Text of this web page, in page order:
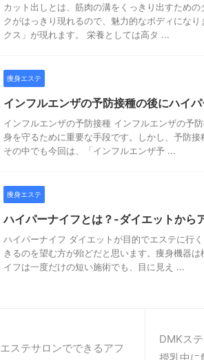
カット出しとは、筋肉の溝をくっきり出すため
クがはっきり現れるので、魅力的なボディにな
クス」が現れます。 栄養としては高タ ...
痩身エステ
インフルエンザの予防接種の後にハイ
インフルエンザの予防接種 インフルエンザの予
身を守るために重要な手段です。しかし、予防接
その中でも今回は、「インフルエンザ予 ...
痩身エステ
ハイパーナイフとは？-ダイエットから
ハイパーナイフ ダイエットが目的でエステに行
きるのを望む方が殆どだと思います。痩身機器
イフは一度だけの短い施術でも、目に見え ...
エステサロンでできるアフ
DMKス
授乳中に